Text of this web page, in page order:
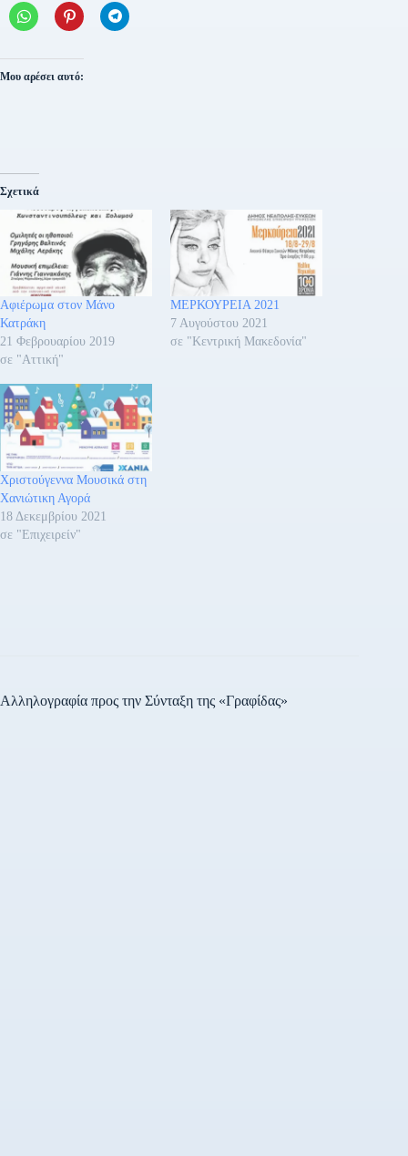
Μου αρέσει αυτό:
Σχετικά
Αφιέρωμα στον Μάνο
Κατράκη
21 Φεβρουαρίου 2019
σε "Αττική"
ΜΕΡΚΟΥΡΕΙΑ 2021
7 Αυγούστου 2021
σε "Κεντρική Μακεδονία"
Χριστούγεννα Μουσικά στη
Χανιώτικη Αγορά
18 Δεκεμβρίου 2021
σε "Επιχειρείν"
Αλληλογραφία προς την Σύνταξη της «Γραφίδας»